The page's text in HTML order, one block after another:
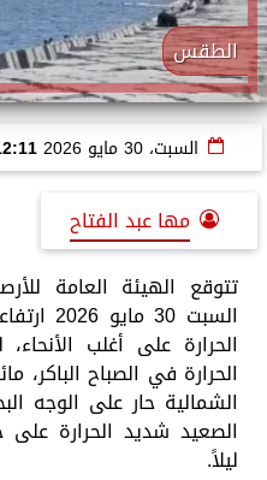
الطقس
السبت، 30 مايو 2026 12:11
مها عبد الفتاح
تتوقع الهيئة العامة
السبت
الحرارة على أغلب
الحرارة في الصباح الباكر،
الشمالية حار على الوجه
الصعيد شديد الحرارة على
ليلاً.